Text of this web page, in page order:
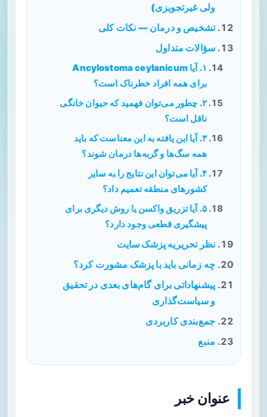
ولی غیرتجویزی)
تشخیص و درمان — نکات کلی
سؤالات متداول
۱. آیا Ancylostoma ceylanicum
برای همه افراد خطرناک است؟
۲. چطور می‌توان فهمید که حیوان خانگی
ناقل است؟
۳. آیا این یافته به این معناست که باید
همه سگ‌ها و گربه‌ها درمان شوند؟
۴. آیا می‌توان این نتایج را به سایر
کشورهای منطقه تعمیم داد؟
۵. آیا تزریق واکسن یا روش دیگری برای
پیشگیری قطعی وجود دارد؟
نظر تحریریه پزشک سایت
چه زمانی باید با پزشک مشورت کرد؟
پیشنهاداتی برای گام‌های بعدی در تحقیق
و سیاست‌گذاری
جمع‌بندی کاربردی
منبع
عنوان خبر